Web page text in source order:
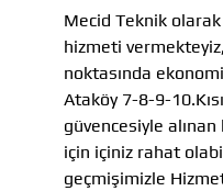
Mecid Teknik
hizmeti
noktasında
Ataköy 7-8-9-
güvencesiyle
için içiniz rahat
geçmişimizle